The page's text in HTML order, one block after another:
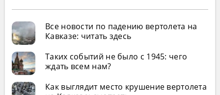
Все новости по падению вертолета на
Кавказе: читать здесь
Таких событий не было с 1945: чего
ждать всем нам?
Как выглядит место крушение вертолета